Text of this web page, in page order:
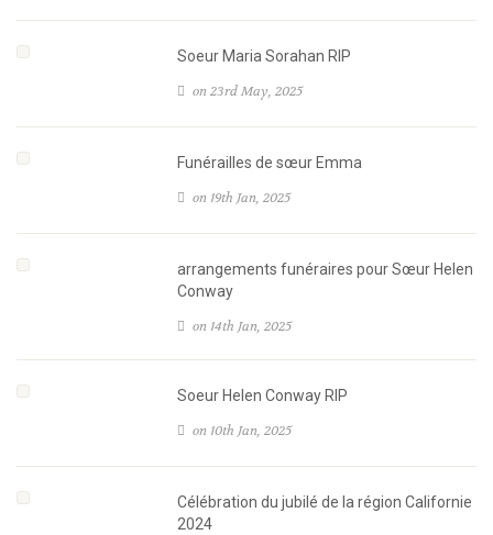
Soeur Maria Sorahan RIP
on 23rd May, 2025
Funérailles de sœur Emma
on 19th Jan, 2025
arrangements funéraires pour Sœur Helen
Conway
on 14th Jan, 2025
Soeur Helen Conway RIP
on 10th Jan, 2025
Célébration du jubilé de la région Californie
2024